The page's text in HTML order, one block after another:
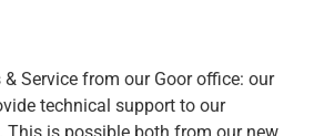
Service from our Goor office: our
technical support to our